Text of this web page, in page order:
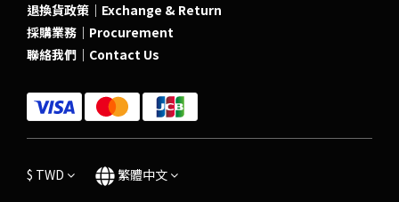
退換貨政策｜Exchange & Return
採購業務｜Procurement
聯絡我們｜Contact Us
$ TWD 繁體中文